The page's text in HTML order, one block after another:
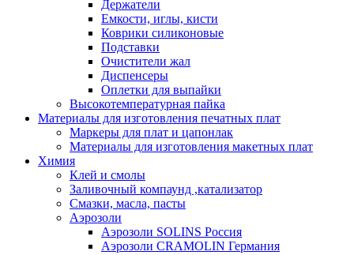
Держатели
Емкости, иглы, кисти
Коврики силиконовые
Подставки
Очистители жал
Диспенсеры
Оплетки для выпайки
Высокотемпературная пайка
Материалы для изготовления печатных плат
Маркеры для плат и цапонлак
Материалы для изготовления макетных плат
Химия
Клей и смолы
Заливочный компаунд ,катализатор
Смазки, масла, пасты
Аэрозоли
Аэрозоли SOLINS Россия
Аэрозоли CRAMOLIN Германия